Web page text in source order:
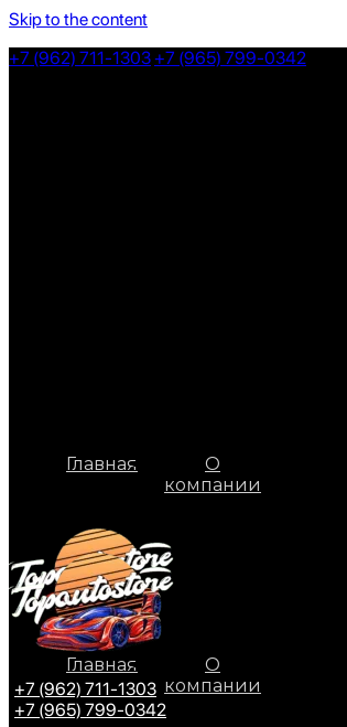
Skip to the content
+7 (962) 711-1303+7 (965) 799-0342
Главная
О
компании
Главная
О
компании
+7 (962) 711-1303
+7 (965) 799-0342